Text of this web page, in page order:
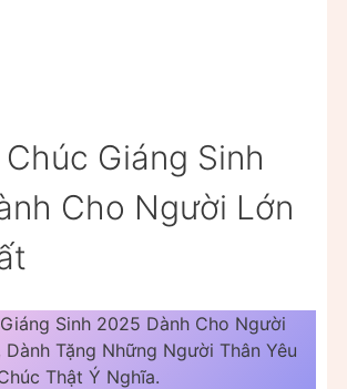
Giáng Sinh
Cho Người Lớn
Sinh 2025 Dành Cho Người
Tặng Những Người Thân Yêu
Thật Ý Nghĩa.